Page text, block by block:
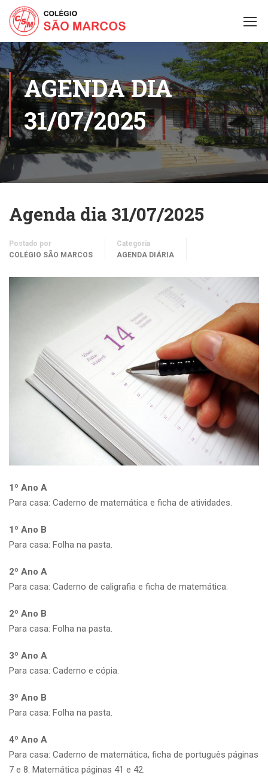
AGENDA DIA
31/07/2025
Agenda dia 31/07/2025
Postado por
COLÉGIO SÃO MARCOS
Categoria
AGENDA DIÁRIA
1º Ano A
Para casa: Caderno de matemática e ficha de atividades.
1º Ano B
Para casa: Folha na pasta.
2º Ano A
Para casa: Caderno de caligrafia e ficha de matemática.
2º Ano B
Para casa: Folha na pasta.
3º Ano A
Para casa: Caderno e cópia.
3º Ano B
Para casa: Folha na pasta.
4º Ano A
Para casa: Caderno de matemática, ficha de português páginas
7 e 8. Matemática páginas 41 e 42.